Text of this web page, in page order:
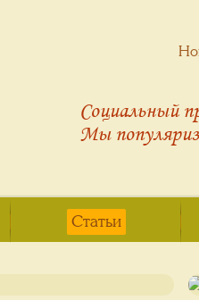
Социальный
Мы
Статьи